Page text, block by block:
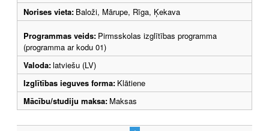
Norises vieta: Baloži, Mārupe, Rīga, Ķekava
Programmas veids: Pirmsskolas izglītības programma
(programma ar kodu 01)
Valoda:latviešu (LV)
Izglītības ieguves forma: Klātiene
Mācību/studiju maksa: Maksas